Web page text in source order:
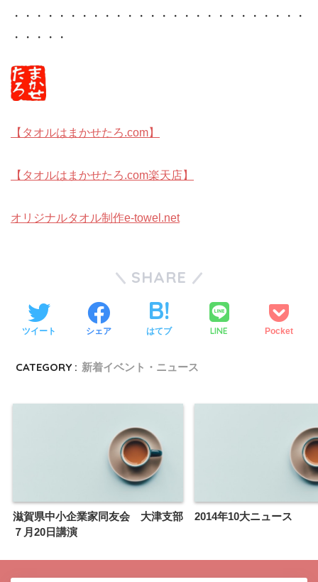
・・・・・・・・・・・・・・・・・・・・・・・・・・
・・・・・
【タオルはまかせたろ.com】
【タオルはまかせたろ.com楽天店】
オリジナルタオル制作e-towel.net
SHARE
ツイート シェア はてブ LINE Pocket
CATEGORY : 新着イベント・ニュース
滋賀県中小企業家同友会 大津支部
７月20日講演
2014年10大ニュース